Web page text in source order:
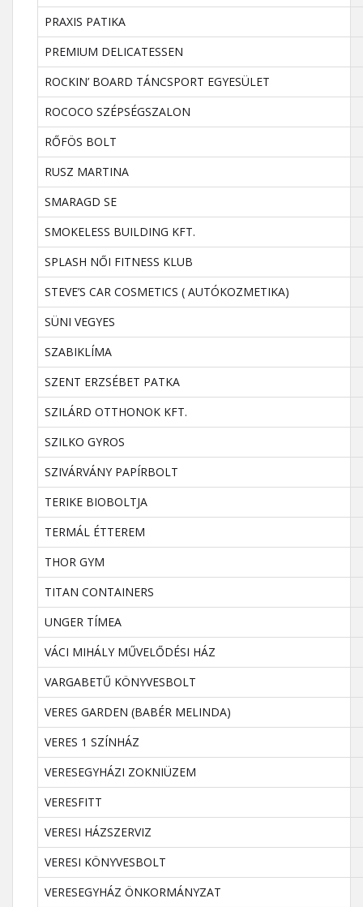
PRAXIS PATIKA
PREMIUM DELICATESSEN
ROCKIN’ BOARD TÁNCSPORT EGYESÜLET
ROCOCO SZÉPSÉGSZALON
RŐFÖS BOLT
RUSZ MARTINA
SMARAGD SE
SMOKELESS BUILDING KFT.
SPLASH NŐI FITNESS KLUB
STEVE’S CAR COSMETICS ( AUTÓKOZMETIKA)
SÜNI VEGYES
SZABIKLÍMA
SZENT ERZSÉBET PATKA
SZILÁRD OTTHONOK KFT.
SZILKO GYROS
SZIVÁRVÁNY PAPÍRBOLT
TERIKE BIOBOLTJA
TERMÁL ÉTTEREM
THOR GYM
TITAN CONTAINERS
UNGER TÍMEA
VÁCI MIHÁLY MŰVELŐDÉSI HÁZ
VARGABETŰ KÖNYVESBOLT
VERES GARDEN (BABÉR MELINDA)
VERES 1 SZÍNHÁZ
VERESEGYHÁZI ZOKNIÜZEM
VERESFITT
VERESI HÁZSZERVIZ
VERESI KÖNYVESBOLT
VERESEGYHÁZ ÖNKORMÁNYZAT